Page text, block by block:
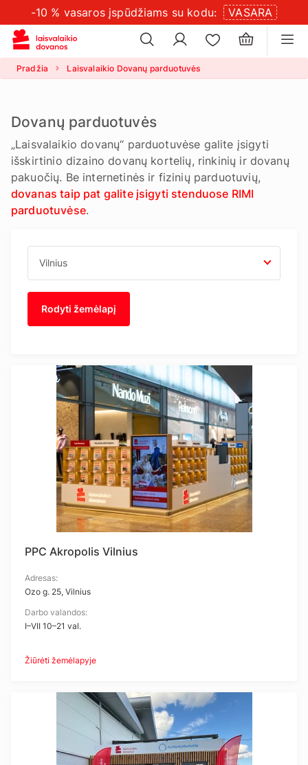
-10 % vasaros įspūdžiams su kodu: VASARA
×
Pradžia Laisvalaikio Dovanų parduotuvės
Dovanų parduotuvės
„Laisvalaikio dovanų“ parduotuvėse galite įsigyti
išskirtinio dizaino dovanų kortelių, rinkinių ir dovanų
pakuočių. Be internetinės ir fizinių parduotuvių,
dovanas taip pat galite įsigyti stenduose RIMI
parduotuvėse.
Rodyti žemėlapį
PPC Akropolis Vilnius
Adresas:
Ozo g. 25, Vilnius
Darbo valandos:
I–VII 10–21 val.
Žiūrėti žemėlapyje
slapukų
nustatymus
×